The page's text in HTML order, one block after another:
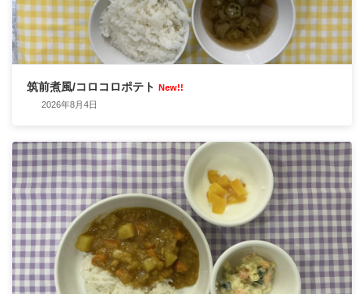
筑前煮風/コロコロポテト New!!
2026年8月4日